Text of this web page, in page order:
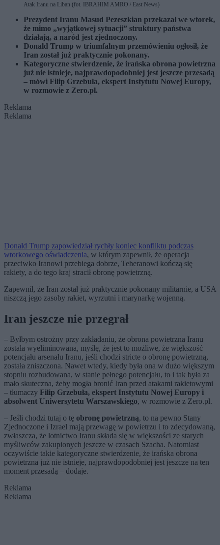
Atak Iranu na Liban (fot. IBRAHIM AMRO / East News)
Prezydent Iranu Masud Pezeszkian przekazał we wtorek,
że mimo „wyjątkowej sytuacji” struktury państwa
działają, a naród jest zjednoczony.
Donald Trump w triumfalnym przemówieniu ogłosił, że
Iran został już praktycznie pokonany.
Kategoryczne stwierdzenie, że irańska obrona powietrzna
już nie istnieje, najprawdopodobniej jest jeszcze przesadą
– mówi Filip Grzebuła, ekspert Instytutu Nowej Europy,
w rozmowie z Zero.pl.
Reklama
Reklama
Donald Trump zapowiedział rychły koniec konfliktu podczas
wtorkowego oświadczenia, w którym zapewnił, że operacja
przeciwko Iranowi przebiega dobrze, Teheranowi kończą się
rakiety, a do tego kraj stracił obronę powietrzną.
Zapewnił, że Iran został już praktycznie pokonany militarnie, a USA
niszczą jego zasoby rakiet, wyrzutni i marynarkę wojenną.
Iran jeszcze nie przegrał
– Byłbym ostrożny przy zakładaniu, że obrona powietrzna Iranu
została wyeliminowana, myślę, że jest to możliwe, że większość
potencjału arsenału Iranu, jeśli chodzi stricte o obronę powietrzną,
została zniszczona. Nawet wtedy, kiedy była ona w dużo większym
stopniu rozbudowana, w stanie pełnego potencjału, to i tak była za
mało skuteczna, żeby mogła bronić Iran przed atakami rakietowymi
– tłumaczy Filip Grzebuła, ekspert Instytutu Nowej Europy i
absolwent Uniwersytetu Warszawskiego, w rozmowie z Zero.pl.
– Jeśli chodzi tutaj o tę obronę powietrzną, to na pewno Stany
Zjednoczone i Izrael mają przewagę w powietrzu i to zdecydowaną,
zwłaszcza, że lotnictwo Iranu składa się w większości ze starych
myśliwców zakupionych jeszcze w czasach Szacha. Natomiast
oczywiście takie kategoryczne stwierdzenie, że irańska obrona
powietrzna już nie istnieje, najprawdopodobniej jest jeszcze na ten
moment przesadą – dodaje.
Reklama
Reklama